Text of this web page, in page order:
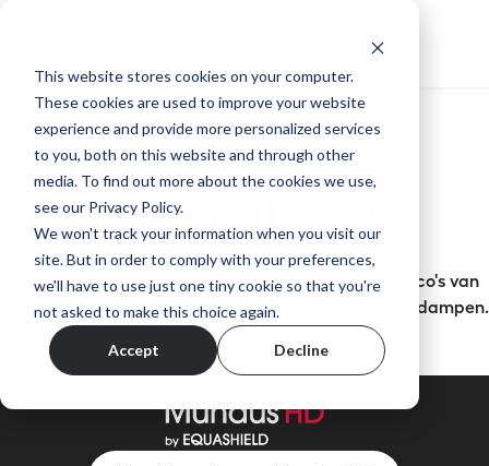
This website stores cookies on your computer.
These cookies are used to improve your website
experience and provide more personalized services
to you, both on this website and through other
media. To find out more about the cookies we use,
see our Privacy Policy.
We won't track your information when you visit our
site. But in order to comply with your preferences,
we'll have to use just one tiny cookie so that you're
not asked to make this choice again.
Accept Decline
Een bedrijf
voor zorgverleners
EQUASHIELD® heeft zich ertoe verbonden
gezondheidswerkers te beschermen tegen de risico's van
blootstelling aan gevaarlijke geneesmiddelen en dampen.